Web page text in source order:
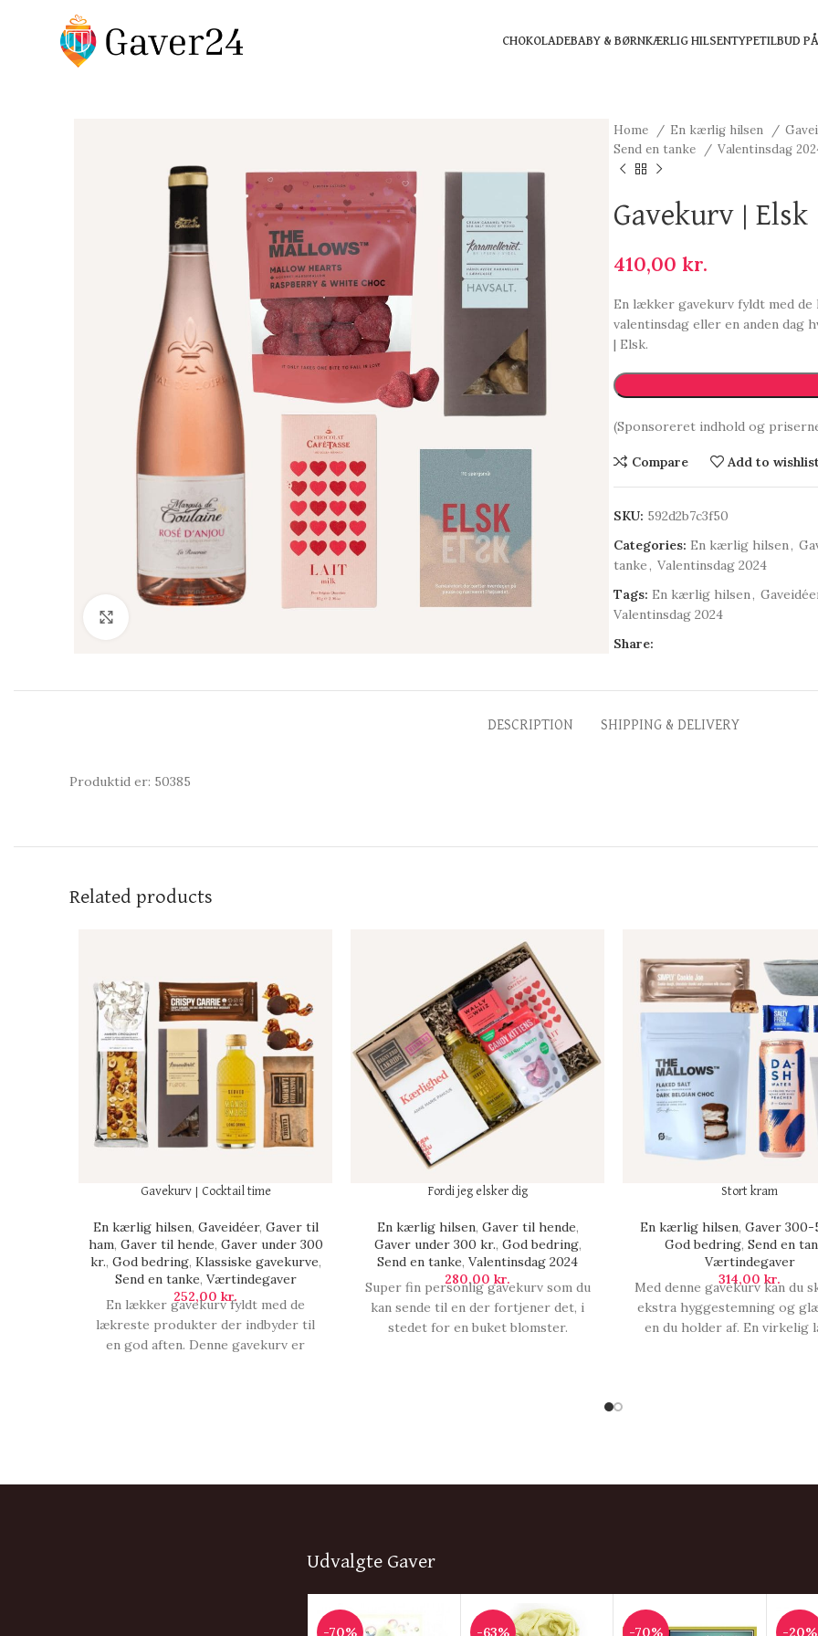
CHOKOLADEBABY & BØRNKÆRLIG HILSENTYPETILBUD
Home En kærlig hilsen
Send en tanke
Valentinsdag
Gavekurv | Elsk
410,00 kr.
En lækker gavekurv fyldt med
valentinsdag eller en anden dag
| Elsk.
(Sponsoreret indhold og
Compare Add to
SKU: 592d2b7c3f50
Categories: En kærlig hilsen,
tanke, Valentinsdag 2024
Tags: En kærlig hilsen,
Valentinsdag 2024
Share:
DESCRIPTION SHIPPING & DELIVERY
Produktid er: 50385
Related products
Gavekurv | Cocktail time
En kærlig hilsen, Gaveidéer, Gaver til
ham, Gaver til hende, Gaver under 300
kr., God bedring, Klassiske gavekurve,
Send en tanke, Værtindegaver
252,00 kr.
En lækker gavekurv fyldt med de
lækreste produkter der indbyder til
en god aften. Denne gavekurv er
Fordi jeg elsker dig
En kærlig hilsen, Gaver til hende,
Gaver under 300 kr., God bedring,
Send en tanke, Valentinsdag 2024
280,00 kr.
Super fin personlig gavekurv som du
kan sende til en der fortjener det, i
stedet for en buket blomster.
Stort kram
En kærlig hilsen, Gaver 300-
God bedring, Send en
Værtindegaver
314,00 kr.
Med denne gavekurv kan du
ekstra hyggestemning og
en du holder af. En virkelig
Udvalgte Gaver
-70% -63% -70% -20%